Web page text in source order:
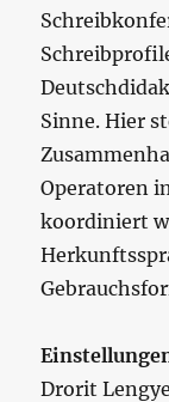
Sinne. Hier
Operatoren
koordiniert
Drorit